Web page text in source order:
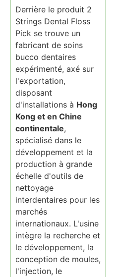
Derrière le produit 2
Strings Dental Floss
Pick se trouve un
fabricant de soins
bucco dentaires
expérimenté, axé sur
l'exportation,
disposant
d'installations à Hong
Kong et en Chine
continentale,
spécialisé dans le
développement et la
production à grande
échelle d'outils de
nettoyage
interdentaires pour les
marchés
internationaux. L'usine
intègre la recherche et
le développement, la
conception de moules,
l'injection, le